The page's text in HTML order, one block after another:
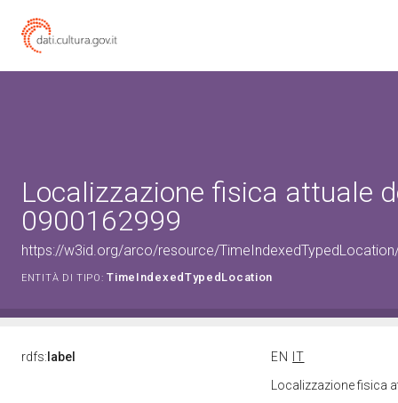
Localizzazione fisica attuale
0900162999
https://w3id.org/arco/resource/
ENTITÀ DI TIPO: TimeIndexedTypedLocation
rdfs: label EN
IT
Localizzazione fisica